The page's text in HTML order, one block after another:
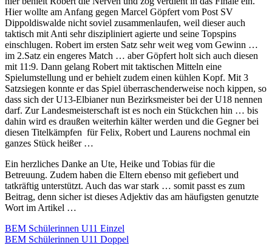
Hier wollte am Anfang gegen Marcel Göpfert vom Post SV
Dippoldiswalde nicht soviel zusammenlaufen, weil dieser auch
taktisch mit Anti sehr diszipliniert agierte und seine Topspins
einschlugen. Robert im ersten Satz sehr weit weg vom Gewinn …
im 2.Satz ein engeres Match … aber Göpfert holt sich auch diesen
mit 11:9. Dann gelang Robert mit taktischen Mitteln eine
Spielumstellung und er behielt zudem einen kühlen Kopf. Mit 3
Satzsiegen konnte er das Spiel überraschenderweise noch kippen, so
dass sich der U13-Elbianer nun Bezirksmeister bei der U18 nennen
darf. Zur Landesmeisterschaft ist es noch ein Stückchen hin … bis
dahin wird es draußen weiterhin kälter werden und die Gegner bei
diesen Titelkämpfen für Felix, Robert und Laurens nochmal ein
ganzes Stück heißer …
Ein herzliches Danke an Ute, Heike und Tobias für die
Betreuung. Zudem haben die Eltern ebenso mit gefiebert und
tatkräftig unterstützt. Auch das war stark … somit passt es zum
Beitrag, denn sicher ist dieses Adjektiv das am häufigsten genutzte
Wort im Artikel …
BEM Schülerinnen U11 Einzel
BEM Schülerinnen U11 Doppel